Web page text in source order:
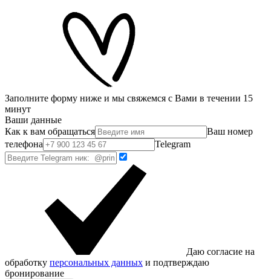
Заполните форму ниже и мы свяжемся с Вами в течении 15
минут
Ваши данные
Как к вам обращаться
Ваш номер
телефона
Telegram
Даю согласие на
обработку персональных данных и подтверждаю
бронирование